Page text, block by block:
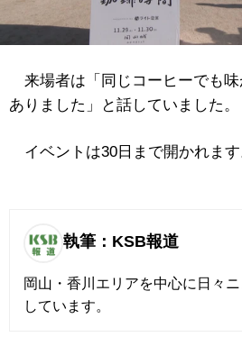
来場者は「同じコーヒーでも
ありました」と話していました。
イベントは30日まで開かれます
執筆：KSB報道
岡山・香川エリアを中心に日々
しています。